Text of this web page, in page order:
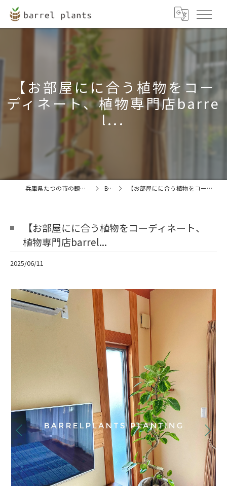
【お部屋にに合う植物をコー
ディネート、植物専門店barre
l...
兵庫県たつの市の観葉植物ならbarrel plants BLOG 【お部屋にに合う植物をコーディネート、植物専門店barrel...
【お部屋にに合う植物をコーディネート、
植物専門店barrel...
2025/06/11